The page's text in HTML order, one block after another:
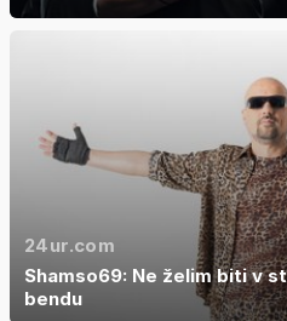
24ur.com
Shamso69: Ne želim biti v
bendu